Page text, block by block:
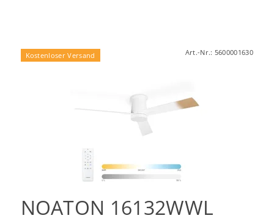
Kostenloser Versand Art.-Nr.: 5600001630
NOATON 16132WWL